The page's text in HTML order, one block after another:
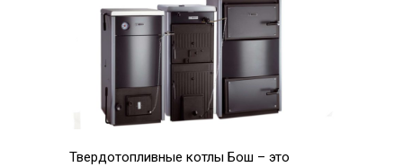
Твердотопливные котлы Бош – это